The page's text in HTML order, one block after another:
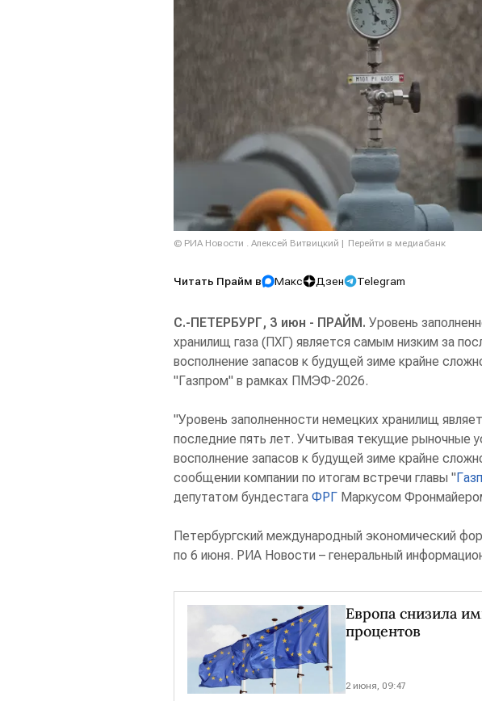
© РИА Новости . Алексей Витвицкий Перейти в медиабанк
Читать Прайм в Макс Дзен Telegram
С.-ПЕТЕРБУРГ, 3 июн - ПРАЙМ. Уровень
хранилищ газа (ПХГ) является самым низким за
восполнение запасов к будущей зиме крайне
"Газпром" в рамках ПМЭФ-2026.
"Уровень заполненности немецких хранилищ
последние пять лет. Учитывая текущие рыночные
восполнение запасов к будущей зиме крайне
сообщении компании по итогам встречи главы "
депутатом бундестага ФРГ Маркусом
Петербургский международный экономический
по 6 июня. РИА Новости – генеральный
Европа снизила
процентов
2 июня, 09:47